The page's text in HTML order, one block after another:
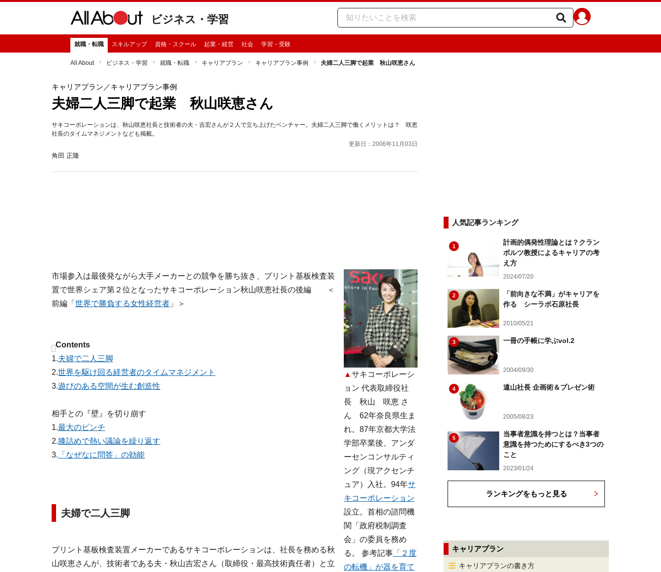
ビジネス・学習
就職・転職 スキルアップ 資格・スクール 起業・経営 社会 学習・受験
All About ビジネス・学習 就職・転職 キャリアプラン キャリアプラン事例 夫婦二人三脚で起業 秋山咲恵さん
キャリアプラン ／キャリアプラン事例
夫婦二人三脚で起業 秋山咲恵さん
サキコーポレーションは、秋山咲恵社長と技術者の夫・吉宏さんが２人で立ち上げたベンチャー。夫婦二人三脚で働くメリットは？ 咲恵
社長のタイムマネジメントなども掲載。
更新日：2006年11月03日
角田 正隆
▲ サキコーポレーシ
ョン 代表取締役社
長 秋山 咲恵 さ
ん 62年奈良県生ま
れ。87年京都大学法
学部卒業後、アンダ
ーセンコンサルティ
ング（現アクセンチ
ュア）入社。94年サ
キコーポレーション
設立。首相の諮問機
関「政府税制調査
会」の委員を務め
る。 参考記事 「２度
の転機」が器を育て
市場参入は最後発ながら大手メーカーとの競争を勝ち抜き、プリント基板検査装
置で世界シェア第２位となったサキコーポレーション秋山咲恵社長の後編 ＜
前編「 世界で勝負する女性経営者 」＞
Contents
1.夫婦で二人三脚
2.世界を駆け回る経営者のタイムマネジメント
3.遊びのある空間が生む創造性
相手との『壁』を切り崩す
1.最大のピンチ
2.膝詰めで熱い議論を繰り返す
3. 「なぜなに問答」の効能
夫婦で二人三脚
プリント基板検査装置メーカーであるサキコーポレーションは、社長を務める秋
山咲恵さんが、技術者である夫・秋山吉宏さん（取締役・最高技術責任者）と立
人気記事ランキング
1
計画的偶発性理論とは？クラン
ボルツ教授によるキャリアの考
え方
2024/07/20
2
「前向きな不満」がキャリアを
作る シーラボ石原社長
2010/05/21
3 一冊の手帳に学ぶvol.2
2004/09/30
4 遠山社長 企画術＆プレゼン術
2005/08/23
5
当事者意識を持つとは？当事者
意識を持つためにするべき3つの
こと
2023/01/24
ランキングをもっと見る
キャリアプラン
キャリアプランの書き方